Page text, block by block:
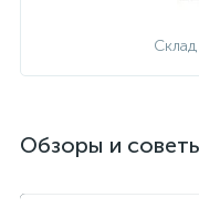
Обзоры и